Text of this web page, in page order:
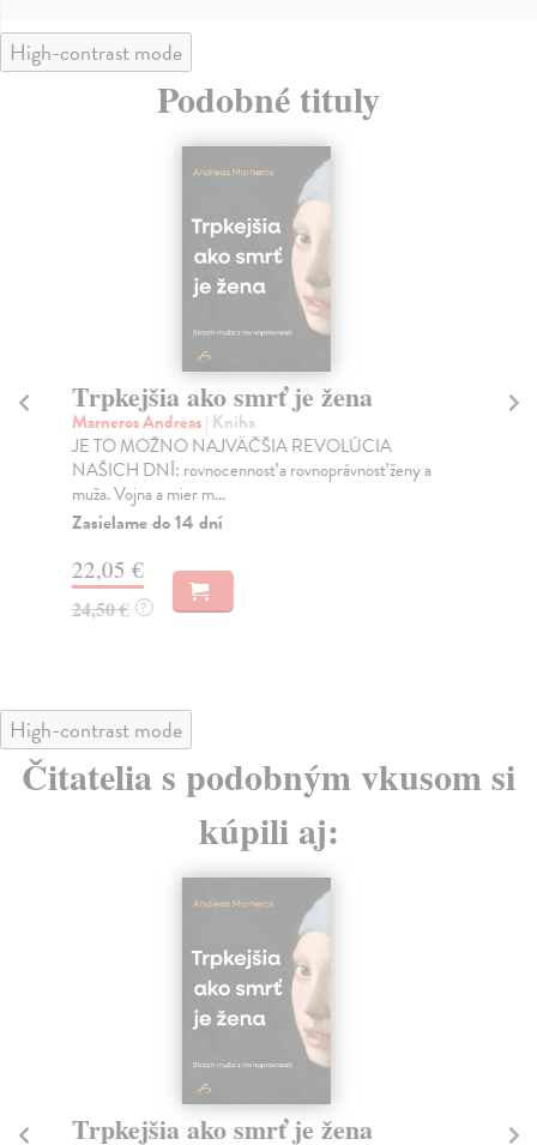
High-contrast mode
Podobné tituly
Trpkejšia ako smrť je žena
Marneros Andreas| Kniha
JE TO MOŽNO NAJVÄČŠIA REVOLÚCIA
NAŠICH DNÍ: rovnocennosť a rovnoprávnosť ženy a
muža. Vojna a mier m...
Zasielame do 14 dní
22,05 €
24,50 € ?
High-contrast mode
Čitatelia s podobným vkusom si
kúpili aj:
Trpkejšia ako smrť je žena